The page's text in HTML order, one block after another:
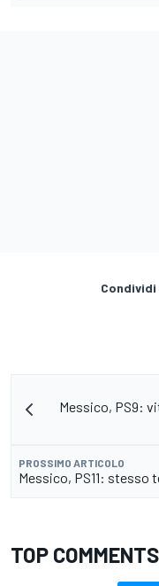
Messico, PS9:
PROSSIMO ARTICOLO
Messico, PS11: stesso
TOP COMMENTS